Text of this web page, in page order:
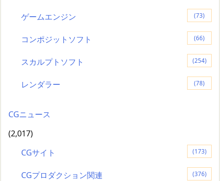
ゲームエンジン (73)
コンポジットソフト (66)
スカルプトソフト (254)
レンダラー (78)
CGニュース
(2,017)
CGサイト
(173)
CGプロダクション関連 (376)